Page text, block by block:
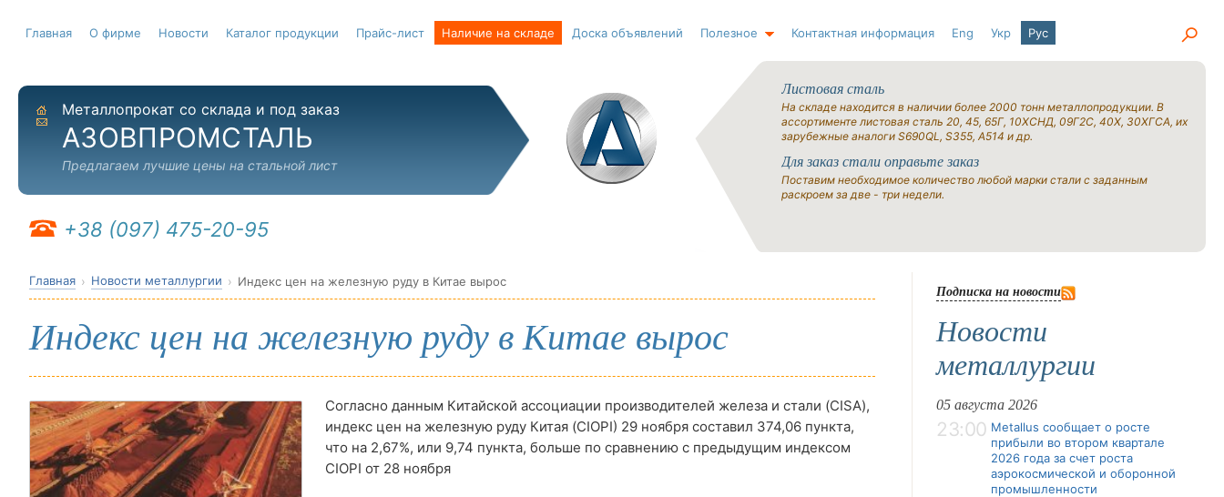
Главная О фирме Новости Каталог продукции Прайс-лист Наличие на складе Доска объявлений Полезное Контактная информация Eng Укр Рус
На главную
Отправить письмо
Металлопрокат со склада и под заказ
АЗОВПРОМСТАЛЬ
Предлагаем лучшие цены на стальной лист
+38 (097) 475-20-95
Листовая сталь
На складе находится в наличии более 2000 тонн металлопродукции. В
ассортименте листовая сталь 20, 45, 65Г, 10ХСНД, 09Г2С, 40Х, 30ХГСА, их
зарубежные аналоги S690QL, S355, A514 и др.
Для заказ стали оправьте заказ
Поставим необходимое количество любой марки стали с заданным
раскроем за две - три недели.
Главная Новости металлургии Индекс цен на железную руду в Китае вырос
Индекс цен на железную руду в Китае вырос
Согласно данным Китайской ассоциации производителей железа и стали (CISA),
индекс цен на железную руду Китая (CIOPI) 29 ноября составил 374,06 пункта,
что на 2,67%, или 9,74 пункта, больше по сравнению с предыдущим индексом
CIOPI от 28 ноября
Подписка на новости
Новости
металлургии
05 августа 2026
23:00 Metallus сообщает о росте
прибыли во втором квартале
2026 года за счет роста
аэрокосмической и оборонной
промышленности